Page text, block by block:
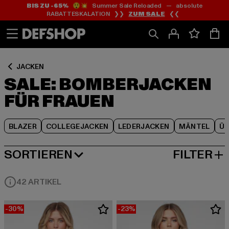
Zum
Inhalt
springen
Zum
Fußzeile
springen
BIS ZU -65%😲💥 Summer Sale Reloaded — absolute
RABATTESKALATION ❯❯ ZUM SALE ❮❮
JACKEN
SALE: BOMBERJACKEN
FÜR FRAUEN
BLAZER COLLEGEJACKEN LEDERJACKEN MÄNTEL
Zum
Produktraster
springen
SORTIEREN
BELIEBTESTE FILTER
42 ARTIKEL
-30% -23%